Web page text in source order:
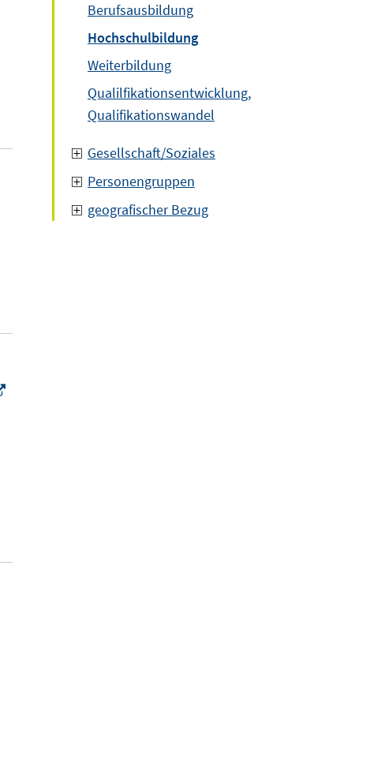
Berufsausbildung
Hochschulbildung
Weiterbildung
Qualilfikationsentwicklung,
Qualifikationswandel
Gesellschaft/Soziales
Personengruppen
geografischer Bezug